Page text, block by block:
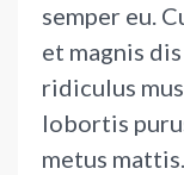
semper eu.
et magnis
ridiculus
lobortis
metus